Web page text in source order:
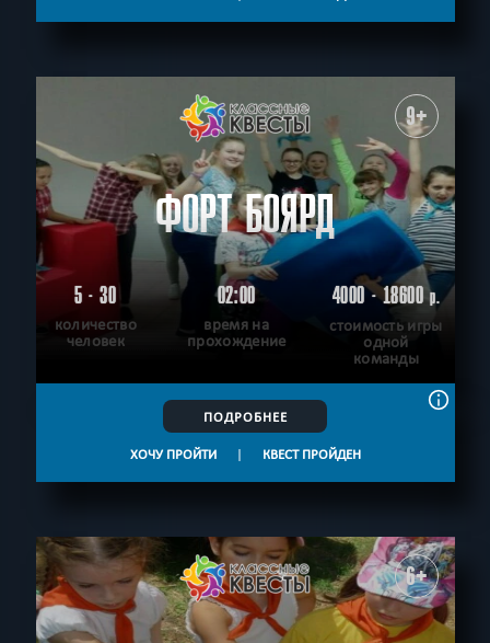
9+
ФОРТ БОЯРД
5 - 30
количество
человек
02:00
время на
прохождение
4000 - 18600р.
стоимость игры
одной
команды
ПОДРОБНЕЕ
ХОЧУ ПРОЙТИ | КВЕСТ ПРОЙДЕН
6+